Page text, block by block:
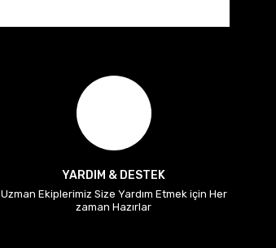
YARDIM & DESTEK
Uzman Ekiplerimiz Size Yardım Etmek için Her
zaman Hazırlar